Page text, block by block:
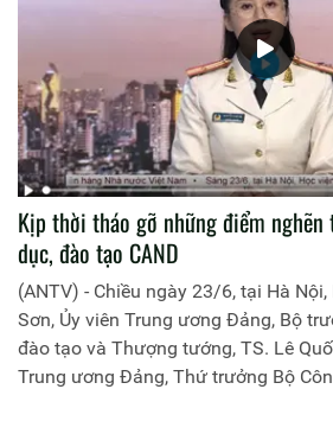
Kịp thời tháo gỡ những điểm
dục, đào tạo CAND
(ANTV) - Chiều ngày 23/6, tại Hà
Sơn, Ủy viên Trung ương Đảng, Bộ
đào tạo và Thượng tướng, TS. Lê
Trung ương Đảng, Thứ trưởng Bộ